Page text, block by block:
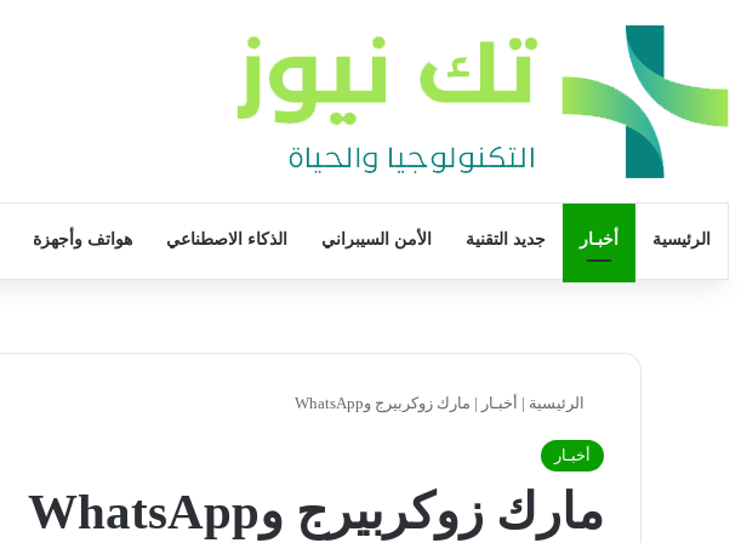
الرئيسية أخبـار جديد التقنية الأمن السيبراني الذكاء الاصطناعي هواتف وأجهزة
الرئيسية | أخبـار | مارك زوكربيرج وWhatsApp
أخبـار
مارك زوكربيرج وWhatsApp